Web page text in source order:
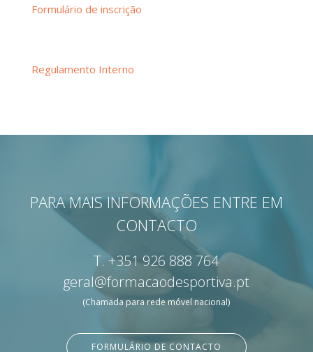
Formulário de inscrição
Regulamento Interno
PARA MAIS INFORMAÇÕES ENTRE EM
CONTACTO
T.+351 926 888 764
geral@formacaodesportiva.pt
(Chamada para rede móvel nacional)
FORMULÁRIO DE CONTACTO